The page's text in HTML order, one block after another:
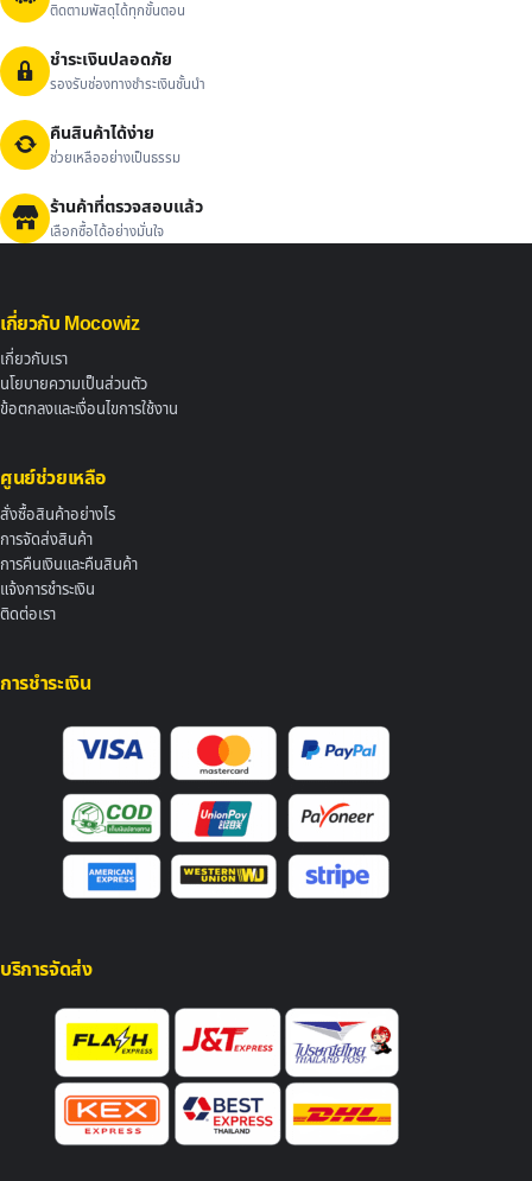
ติดตามพัสดุได้ทุกขั้นตอน
ชำระเงินปลอดภัย
รองรับช่องทางชำระเงินชั้นนำ
คืนสินค้าได้ง่าย
ช่วยเหลืออย่างเป็นธรรม
ร้านค้าที่ตรวจสอบแล้ว
เลือกซื้อได้อย่างมั่นใจ
เกี่ยวกับ Mocowiz
เกี่ยวกับเรา
นโยบายความเป็นส่วนตัว
ข้อตกลงและเงื่อนไขการใช้งาน
ศูนย์ช่วยเหลือ
สั่งซื้อสินค้าอย่างไร
การจัดส่งสินค้า
การคืนเงินและคืนสินค้า
แจ้งการชำระเงิน
ติดต่อเรา
การชำระเงิน
บริการจัดส่ง